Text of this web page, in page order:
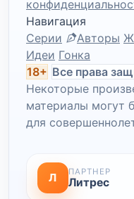
Навигация
Серии
Авторы
Идеи Гонка
18+ Все права
Некоторые
материалы могут
для
Л ПАРТНЕР
Литрес